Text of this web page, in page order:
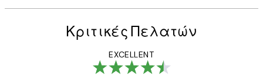
Κριτικές Πελατών
EXCELLENT